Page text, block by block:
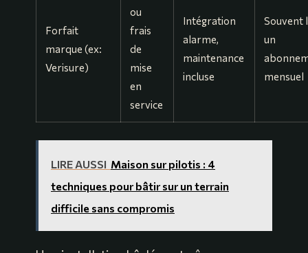
Forfait
marque (ex:
Verisure)
ou
frais
de
mise
en
service
Intégration
alarme,
maintenance
incluse
Souvent
un
mensuel
LIRE AUSSI Maison sur pilotis : 4
techniques pour bâtir sur un terrain
difficile sans compromis